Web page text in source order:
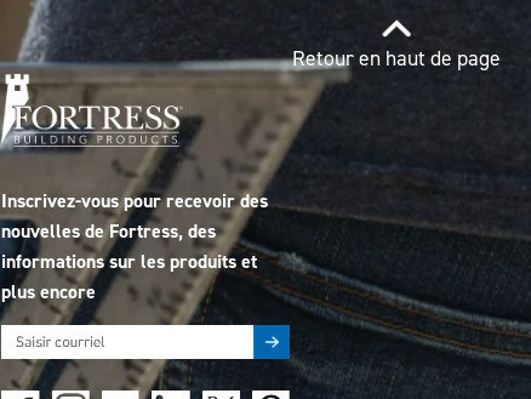
Inscrivez-vous pour recevoir des
nouvelles de Fortress, des
informations sur les produits et
plus encore
Retour en haut de page